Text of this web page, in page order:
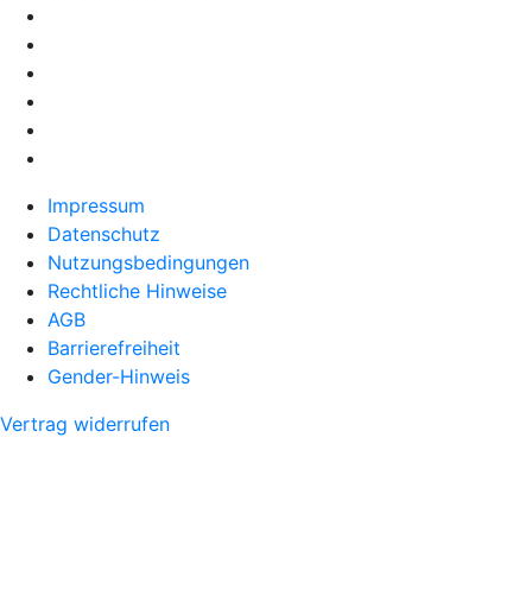
Impressum
Datenschutz
Nutzungsbedingungen
Rechtliche Hinweise
AGB
Barrierefreiheit
Gender-Hinweis
Vertrag widerrufen